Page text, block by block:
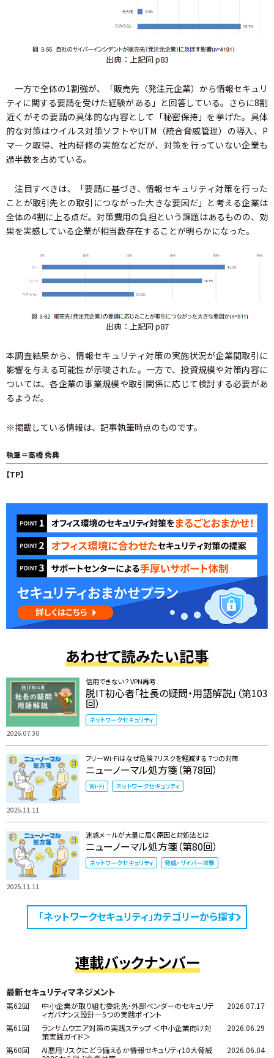
出典：上記同 p83
一方で全体の1割強が、「販売先（発注元企業）から情報セキュリ
ティに関する要請を受けた経験がある」と回答している。さらに8割
近くがその要請の具体的な内容として「秘密保持」を挙げた。具体
的な対策はウイルス対策ソフトやUTM（統合脅威管理）の導入、P
マーク取得、社内研修の実施などだが、対策を行っていない企業も
過半数を占めている。
注目すべきは、「要請に基づき、情報セキュリティ対策を行った
ことが取引先との取引につながった大きな要因だ」と考える企業は
全体の4割に上る点だ。対策費用の負担という課題はあるものの、効
果を実感している企業が相当数存在することが明らかになった。
出典：上記同 p87
本調査結果から、情報セキュリティ対策の実施状況が企業間取引に
影響を与える可能性が示唆された。一方で、投資規模や対策内容に
ついては、各企業の事業規模や取引関係に応じて検討する必要があ
るようだ。
※掲載している情報は、記事執筆時点のものです。
執筆＝高橋 秀典
【TP】
あわせて読みたい記事
2026.07.30
信用できない？ VPN再考
脱IT初心者「社長の疑問・用語解説」（第103
回）
ネットワークセキュリティ
2025.11.11
フリーWi-Fiはなぜ危険？リスクを軽減する７つの対策
ニューノーマル処方箋（第78回）
Wi-Fi ネットワークセキュリティ
2025.11.11
迷惑メールが大量に届く原因と対処法とは
ニューノーマル処方箋（第80回）
ネットワークセキュリティ 脅威・サイバー攻撃
「ネットワークセキュリティ」カテゴリーから探す
連載バックナンバー
最新セキュリティマネジメント
第62回
中小企業が取り組む委託先・外部ベンダーのセキュリテ
ィガバナンス設計―5つの実践ポイント
2026.07.17
第61回
ランサムウエア対策の実践ステップ ＜中小企業向け対
策実践ガイド＞
2026.06.29
第60回
AI悪用リスクにどう備えるか――情報セキュリティ10大脅威
2026.06.04